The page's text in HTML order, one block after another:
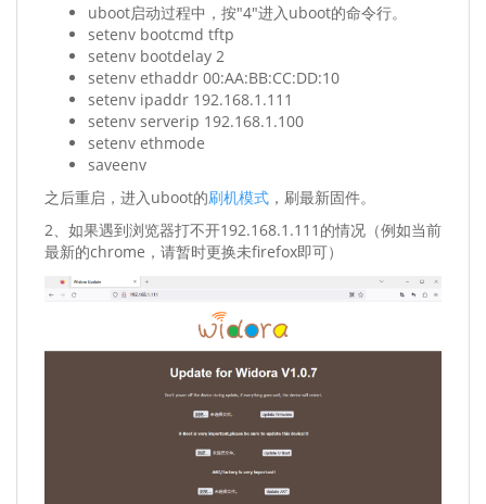
uboot启动过程中，按"4"进入uboot的命令行。
setenv bootcmd tftp
setenv bootdelay 2
setenv ethaddr 00:AA:BB:CC:DD:10
setenv ipaddr 192.168.1.111
setenv serverip 192.168.1.100
setenv ethmode
saveenv
之后重启，进入uboot的刷机模式 ，刷最新固件。
2、如果遇到浏览器打不开192.168.1.111的情况（例如当前
最新的chrome，请暂时更换未firefox即可）